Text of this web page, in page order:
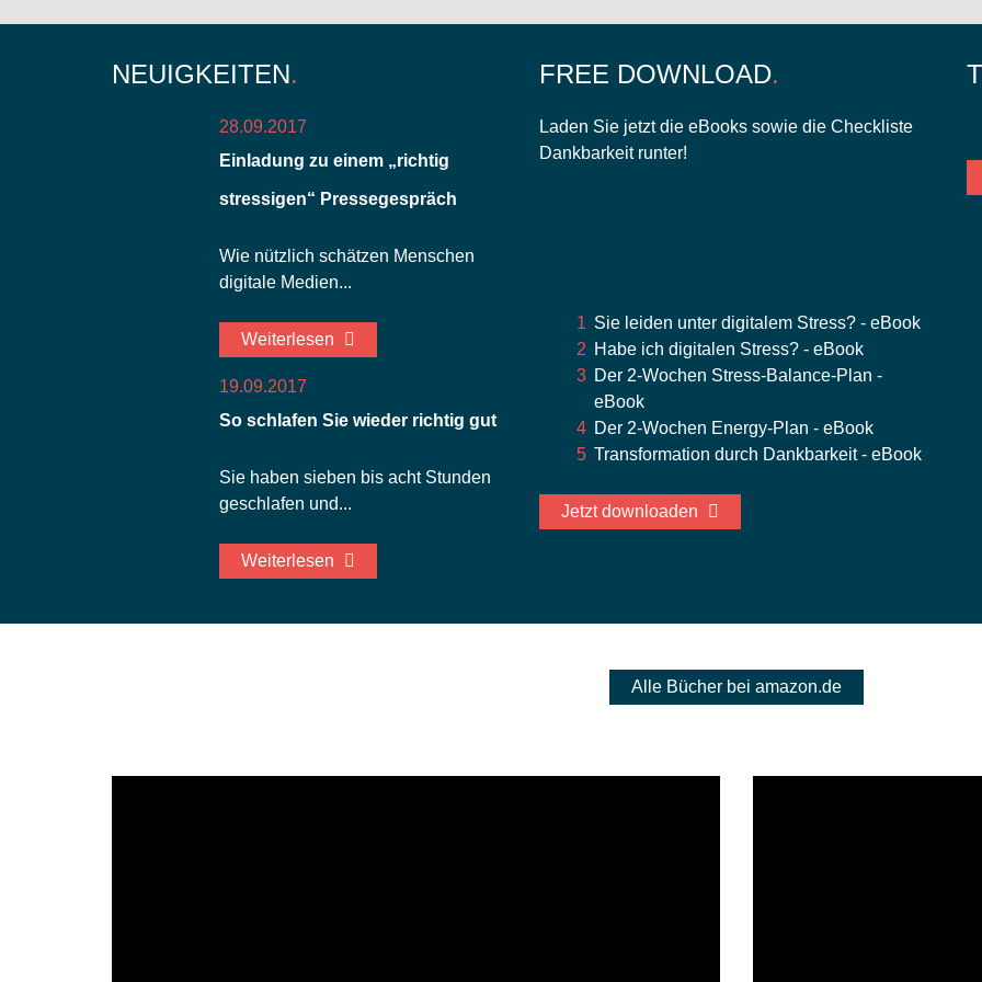
NEUIGKEITEN
28.09.2017
Einladung zu einem „richtig
stressigen“ Pressegespräch
Wie nützlich schätzen Menschen
digitale Medien...
Weiterlesen
19.09.2017
So schlafen Sie wieder richtig gut
Sie haben sieben bis acht Stunden
geschlafen und...
Weiterlesen
FREE DOWNLOAD
Laden Sie jetzt die eBooks sowie die Checkliste
Dankbarkeit runter!
Sie leiden unter digitalem Stress? - eBook
Habe ich digitalen Stress? - eBook
Der 2-Wochen Stress-Balance-Plan -
eBook
Der 2-Wochen Energy-Plan - eBook
Transformation durch Dankbarkeit - eBook
Jetzt downloaden
Alle Bücher bei amazon.de